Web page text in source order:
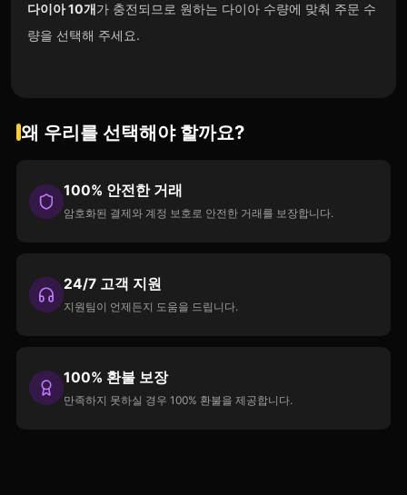
다이아 10개가 충전되므로 원하는 다이아 수량에 맞춰 주문 수
량을 선택해 주세요.
왜 우리를 선택해야 할까요?
100% 안전한 거래
암호화된 결제와 계정 보호로 안전한 거래를 보장합니다.
24/7 고객 지원
지원팀이 언제든지 도움을 드립니다.
100% 환불 보장
만족하지 못하실 경우 100% 환불을 제공합니다.